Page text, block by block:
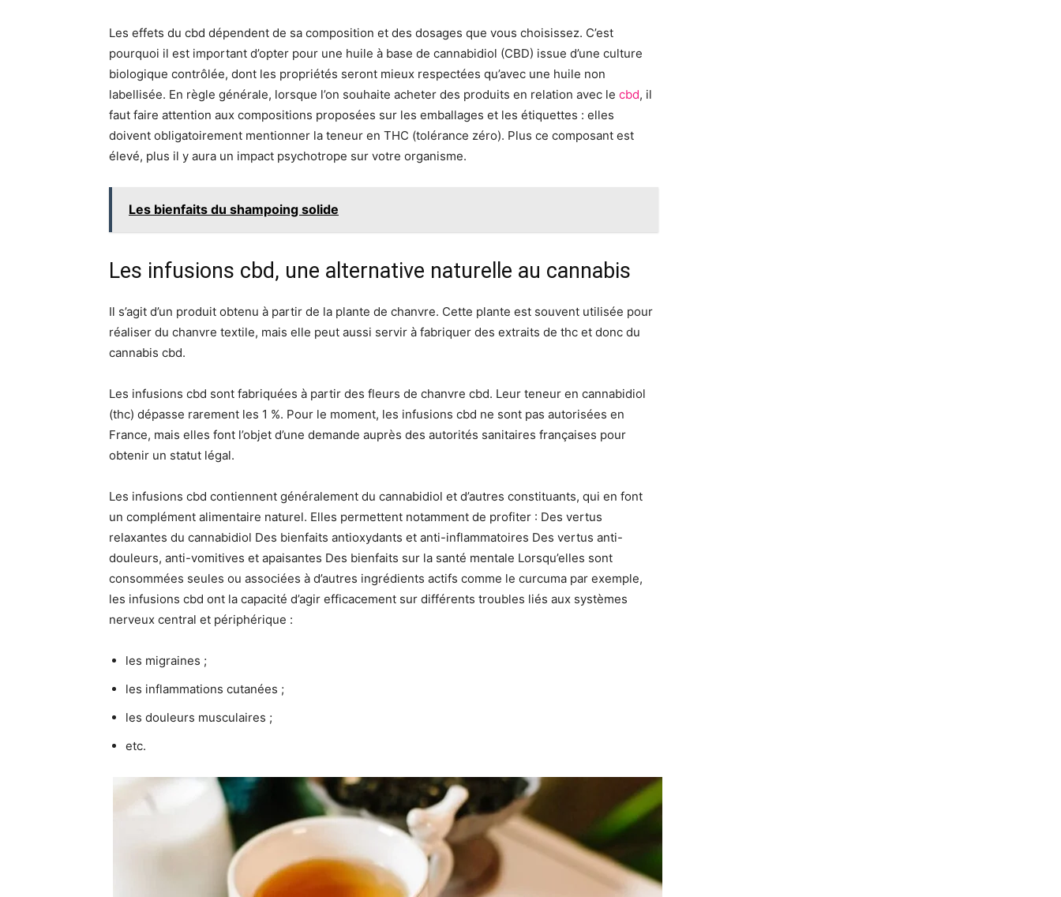
Les effets du cbd dépendent de sa composition et des dosages que vous choisissez. C’est
pourquoi il est important d’opter pour une huile à base de cannabidiol (CBD) issue d’une culture
biologique contrôlée, dont les propriétés seront mieux respectées qu’avec une huile non
labellisée. En règle générale, lorsque l’on souhaite acheter des produits en relation avec le cbd, il
faut faire attention aux compositions proposées sur les emballages et les étiquettes : elles
doivent obligatoirement mentionner la teneur en THC (tolérance zéro). Plus ce composant est
élevé, plus il y aura un impact psychotrope sur votre organisme.
Les bienfaits du shampoing solide
Les infusions cbd, une alternative naturelle au cannabis
Il s’agit d’un produit obtenu à partir de la plante de chanvre. Cette plante est souvent utilisée pour
réaliser du chanvre textile, mais elle peut aussi servir à fabriquer des extraits de thc et donc du
cannabis cbd.
Les infusions cbd sont fabriquées à partir des fleurs de chanvre cbd. Leur teneur en cannabidiol
(thc) dépasse rarement les 1 %. Pour le moment, les infusions cbd ne sont pas autorisées en
France, mais elles font l’objet d’une demande auprès des autorités sanitaires françaises pour
obtenir un statut légal.
Les infusions cbd contiennent généralement du cannabidiol et d’autres constituants, qui en font
un complément alimentaire naturel. Elles permettent notamment de profiter : Des vertus
relaxantes du cannabidiol Des bienfaits antioxydants et anti-inflammatoires Des vertus anti-
douleurs, anti-vomitives et apaisantes Des bienfaits sur la santé mentale Lorsqu’elles sont
consommées seules ou associées à d’autres ingrédients actifs comme le curcuma par exemple,
les infusions cbd ont la capacité d’agir efficacement sur différents troubles liés aux systèmes
nerveux central et périphérique :
les migraines ;
les inflammations cutanées ;
les douleurs musculaires ;
etc.